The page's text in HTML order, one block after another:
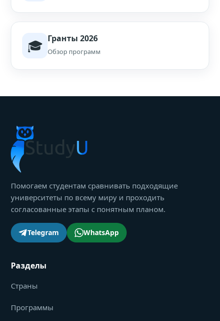
🎓 Гранты 2026
Обзор программ
Помогаем студентам сравнивать подходящие
университеты по всему миру и проходить
согласованные этапы с понятным планом.
Telegram WhatsApp
Разделы
Страны
Программы